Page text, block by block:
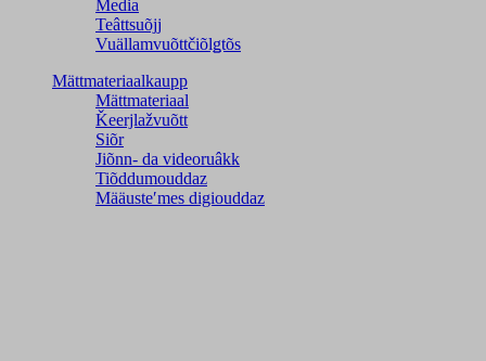
Media
Teâttsuõjj
Vuällamvuõttčiõlǥtõs
Mättmateriaalkaupp
Mättmateriaal
Ǩeerjlažvuõtt
Siõr
Jiõnn- da videoruâkk
Tiõddumouddaz
Määusteʹmes digiouddaz